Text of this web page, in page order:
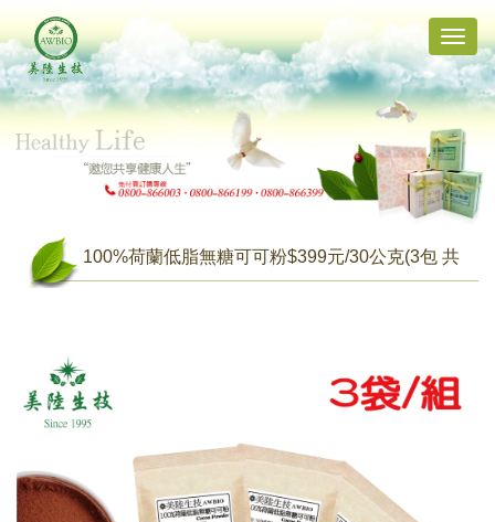
Toggle
100%荷蘭低脂無糖可可粉$399元/30公克(3包 共